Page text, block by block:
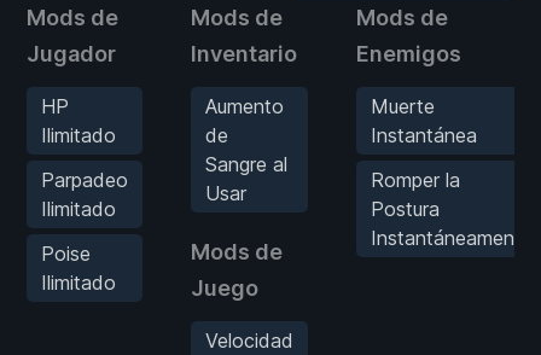
Mods de
Jugador
HP
Ilimitado
Parpadeo
Ilimitado
Poise
Ilimitado
Mods de
Inventario
Aumento
de
Sangre al
Usar
Mods de
Juego
Velocidad
Mods de
Enemigos
Muerte
Instantánea
Romper la
Postura
Instantáneamente